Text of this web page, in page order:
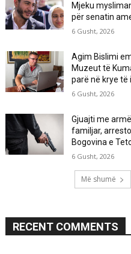
Mjeku
për senatin
6 Gusht, 2026
Agim Bislimi
Muzeut të
parë në krye
6 Gusht, 2026
Gjuajti me
familjar,
Bogovina e
6 Gusht, 2026
Më shumë
RECENT COMMENTS